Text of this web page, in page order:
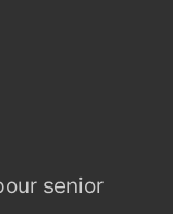
senior